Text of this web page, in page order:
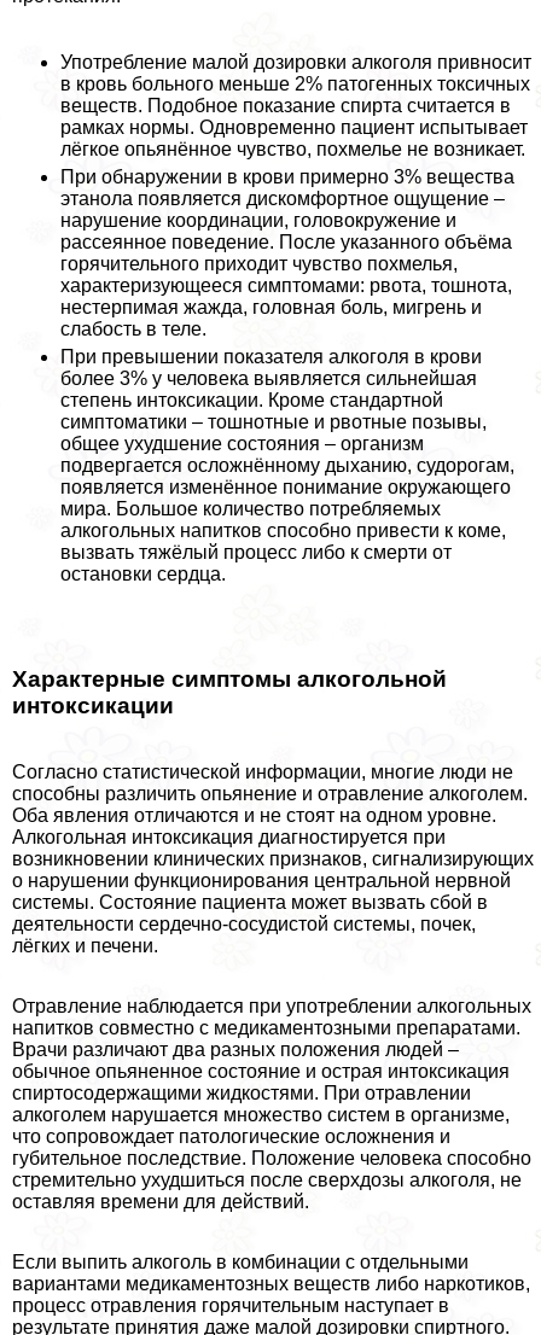
Употрeбление малой дозировки алкоголя привносит
в кровь больного меньше 2% патогенных токсичных
веществ. Подобное показание спирта считается в
рамках нормы. Одновременно пациент испытывает
лёгкое опьянённое чувство, похмелье не возникает.
При обнаружении в крови примерно 3% вещества
этанола появляется дискомфортное ощущение –
нарушение координации, головокружение и
рассеянное поведение. После указанного объёма
горячительного приходит чувство похмелья,
хаpaктеризующееся симптомами: рвота, тошнота,
нестерпимая жажда, головная боль, мигрень и
слабость в теле.
При превышении показателя алкоголя в крови
более 3% у человека выявляется сильнейшая
степень интоксикации. Кроме стандартной
симптоматики – тошнотные и рвотные позывы,
общее ухудшение состояния – организм
подвергается осложнённому дыханию, судорогам,
появляется изменённое понимание окружающего
мира. Большое количество потрeбляемых
алкогольных напитков способно привести к коме,
вызвать тяжёлый процесс либо к cмepти от
остановки сердца.
Хаpaктерные симптомы алкогольной
интоксикации
Согласно статистической информации, многие люди не
способны различить опьянение и отравление алкоголем.
Оба явления отличаются и не стоят на одном уровне.
Алкогольная интоксикация диагностируется при
возникновении клинических признаков, сигнализирующих
о нарушении функционирования центральной нервной
системы. Состояние пациента может вызвать сбой в
деятельности сердечно-сосудистой системы, почек,
лёгких и печени.
Отравление наблюдается при употрeблении алкогольных
напитков совместно с медикаментозными препаратами.
Врачи различают два разных положения людей –
обычное опьяненное состояние и острая интоксикация
спиртосодержащими жидкостями. При отравлении
алкоголем нарушается множество систем в организме,
что сопровождает патологические осложнения и
губительное последствие. Положение человека способно
стремительно ухудшиться после сверхдозы алкоголя, не
оставляя времени для действий.
Если выпить алкоголь в комбинации с отдельными
вариантами медикаментозных веществ либо наркотиков,
процесс отравления горячительным наступает в
результате принятия даже малой дозировки спиртного.